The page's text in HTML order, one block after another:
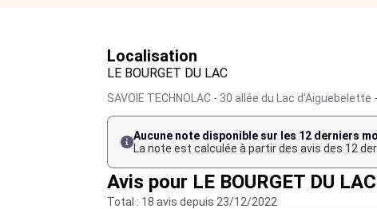
Localisation
LE BOURGET DU LAC
SAVOIE TECHNOLAC - 30 allée du Lac
Aucune note disponible sur les 12 derniers
La note est calculée à partir des avis des 12
Avis pour LE BOURGET DU LAC
Total : 18 avis depuis 23/12/2022